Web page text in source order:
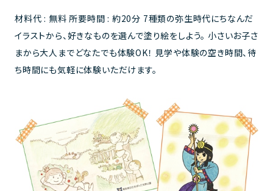
材料代 : 無料 所要時間 : 約20分 7種類の弥生時代にちなんだ
イラストから、好きなものを選んで塗り絵をしよう。 小さいお子さ
まから大人までどなたでも体験OK！ 見学や体験の空き時間、待
ち時間にも気軽に体験いただけます。